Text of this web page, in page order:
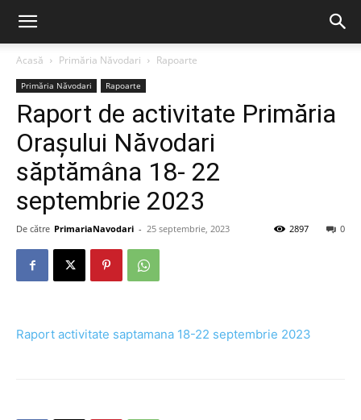
Acasă Primăria Năvodari Rapoarte
Primăria Năvodari Rapoarte
Raport de activitate Primăria
Orașului Năvodari
săptămâna 18- 22
septembrie 2023
De către PrimariaNavodari - 25 septembrie, 2023 0
2897
Raport activitate saptamana 18-22 septembrie 2023